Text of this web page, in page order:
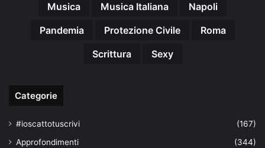
Musica
Musica Italiana
Napoli
Pandemia
Protezione Civile
Roma
Scrittura
Sexy
Categorie
#ioscattotuscrivi
(167)
Approfondimenti
(344)